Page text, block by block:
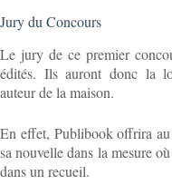
Jury du Concours
Le jury de ce premier
édités. Ils auront donc la
auteur de la maison.
En effet, Publibook offrira
sa nouvelle dans la mesure
dans un recueil.